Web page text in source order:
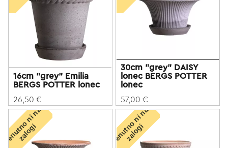
16cm "grey" Emilia
BERGS POTTER lonec
26,50 €
30cm "grey" DAISY
lonec BERGS POTTER
lonec
57,00 €
T
r
e
n
u
t
n
o
n
i
n
a
z
a
l
o
g
i T
r
e
n
u
t
n
o
n
i
n
a
z
a
l
o
g
i